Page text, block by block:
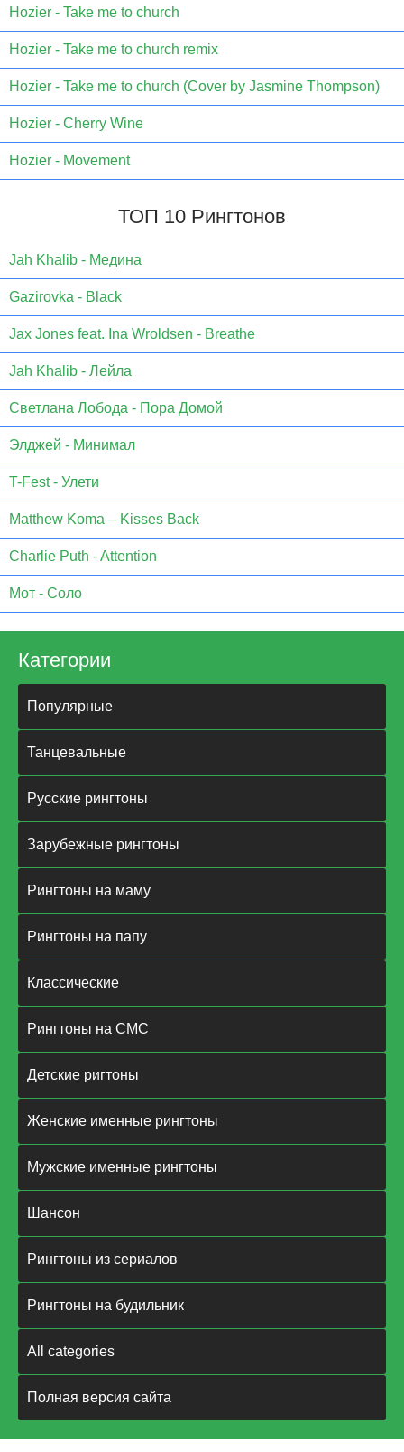
Hozier - Take me to church
Hozier - Take me to church remix
Hozier - Take me to church (Cover by Jasmine Thompson)
Hozier - Cherry Wine
Hozier - Movement
ТОП 10 Рингтонов
Jаh Khаlib - Медина
Gazirovka - Black
Jax Jones feat. Ina Wroldsen - Breathe
Jah Khalib - Лейла
Светлана Лобода - Пора Домой
Элджей - Минимал
T-Fest - Улети
Matthew Koma – Kisses Back
Charlie Puth - Attention
Мот - Соло
Категории
Популярные
Танцевальные
Русские рингтоны
Зарубежные рингтоны
Рингтоны на маму
Рингтоны на папу
Классические
Рингтоны на СМС
Детские ригтоны
Женские именные рингтоны
Мужские именные рингтоны
Шансон
Рингтоны из сериалов
Рингтоны на будильник
All categories
Полная версия сайта